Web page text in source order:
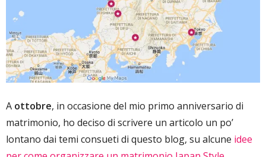
A ottobre, in occasione del mio primo anniversario di
matrimonio, ho deciso di scrivere un articolo un po’
lontano dai temi consueti di questo blog, su alcune idee